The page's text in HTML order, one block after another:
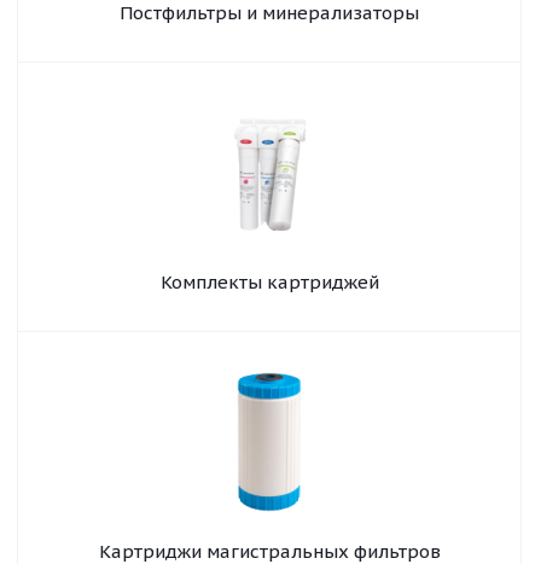
Постфильтры и минерализаторы
Комплекты картриджей
Картриджи магистральных фильтров